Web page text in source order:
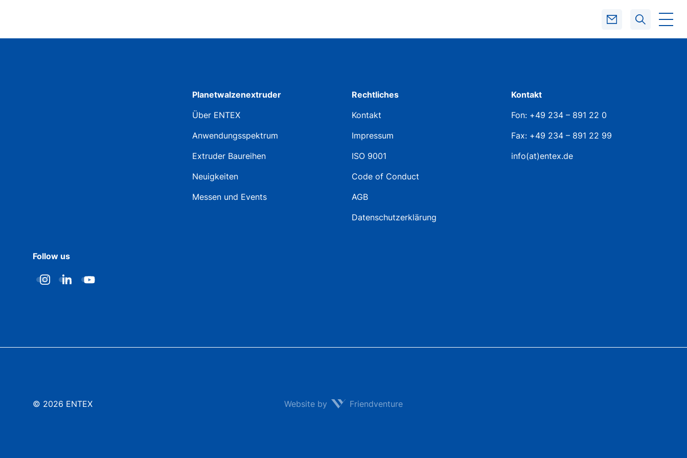
Planetwalzenextruder
Über ENTEX
Anwendungsspektrum
Extruder Baureihen
Neuigkeiten
Messen und Events
Rechtliches
Kontakt
Impressum
ISO 9001
Code of Conduct
AGB
Datenschutzerklärung
Kontakt
Fon: +49 234 – 891 22 0
Fax: +49 234 – 891 22 99
info(at)entex.de
Follow us
© 2026 ENTEX Website by Friendventure